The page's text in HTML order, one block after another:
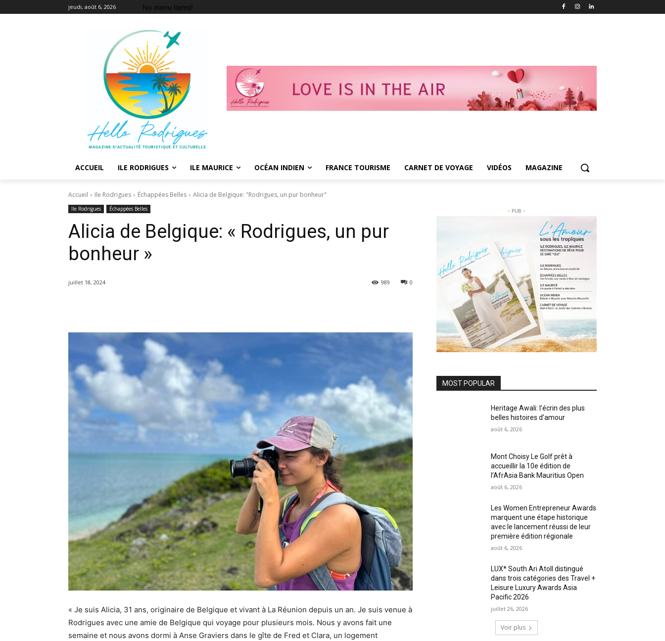
jeudi, août 6, 2026 No menu items!
ACCUEIL ILE RODRIGUES ILE MAURICE OCÉAN INDIEN FRANCE TOURISME CARNET DE VOYAGE VIDÉOS MAGAZINE
Accueil Ile Rodrigues Échappées Belles Alicia de Belgique: "Rodrigues, un pur bonheur"
Ile Rodrigues Échappées Belles
Alicia de Belgique: « Rodrigues, un pur
bonheur »
juillet 18, 2024 0
989
« Je suis Alicia, 31 ans, originaire de Belgique et vivant à La Réunion depuis un an. Je suis venue à
Rodrigues avec une amie de Belgique qui voyage pour plusieurs mois. Nous y avons fait une
semaine et nous avons dormi à Anse Graviers dans le gîte de Fred et Clara, un logement
- PUB -
MOST POPULAR
Heritage Awali: l’écrin des plus
belles histoires d’amour
août 6, 2026
Mont Choisy Le Golf prêt à
accueillir la 10e édition de
l’AfrAsia Bank Mauritius Open
août 6, 2026
Les Women Entrepreneur Awards
marquent une étape historique
avec le lancement réussi de leur
première édition régionale
août 6, 2026
LUX* South Ari Atoll distingué
dans trois catégories des Travel +
Leisure Luxury Awards Asia
Pacific 2026
juillet 26, 2026
Voir plus